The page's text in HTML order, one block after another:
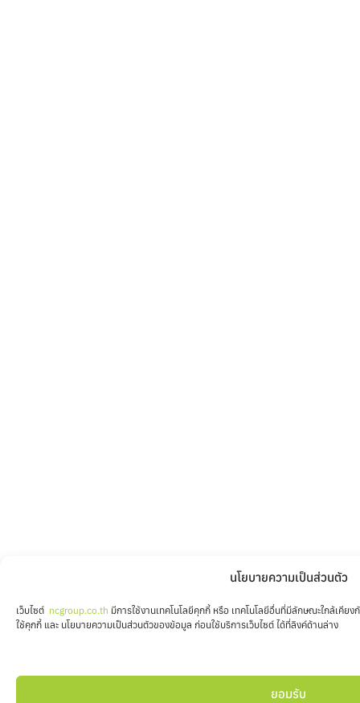
นโยบายความเป็นส่วนตัว
เว็บไซต์ ncgroup.co.th มีการใช้งานเทคโนโลยีคุกกี้ หรือ เทคโนโลยีอื่นที่มีลักษณะใกล้เคีย
ใช้คุกกี้ และ นโยบายความเป็นส่วนตัวของข้อมูล ก่อนใช้บริการเว็บไซต์ ได้ที่ลิงค์ด้านล่าง
ยอมรับ